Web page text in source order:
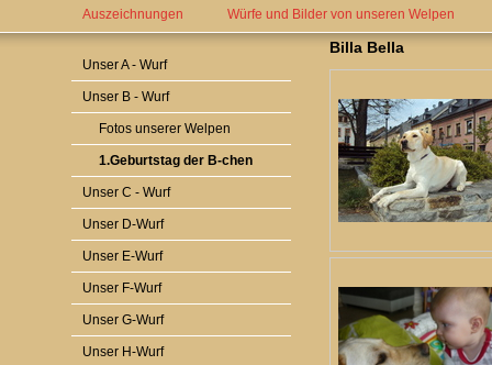
Auszeichnungen Würfe und Bilder von unseren Welpen
Unser A - Wurf
Unser B - Wurf
Fotos unserer Welpen
1.Geburtstag der B-chen
Unser C - Wurf
Unser D-Wurf
Unser E-Wurf
Unser F-Wurf
Unser G-Wurf
Unser H-Wurf
Billa Bella